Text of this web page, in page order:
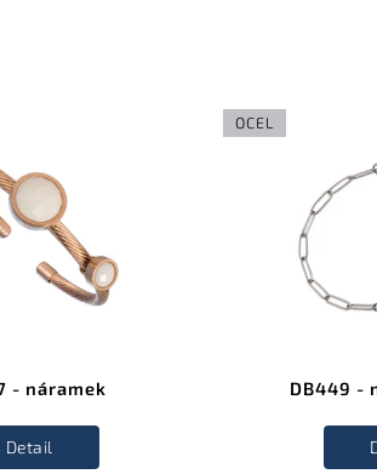
- náramek
Detail
OCEL
DB449 -